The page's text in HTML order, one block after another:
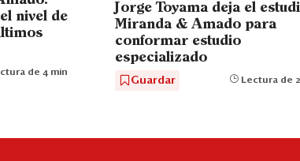
nivel de
de 4 min
Jorge Toyama deja el
Miranda & Amado para
conformar estudio
especializado
Guardar Lectura de